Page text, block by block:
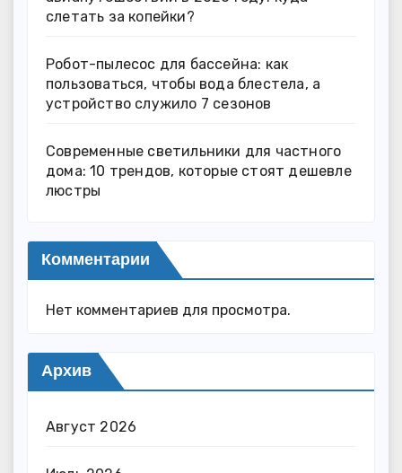
слетать за копейки?
Робот-пылесос для бассейна: как
пользоваться, чтобы вода блестела, а
устройство служило 7 сезонов
Современные светильники для частного
дома: 10 трендов, которые стоят дешевле
люстры
Комментарии
Нет комментариев для просмотра.
Архив
Август 2026